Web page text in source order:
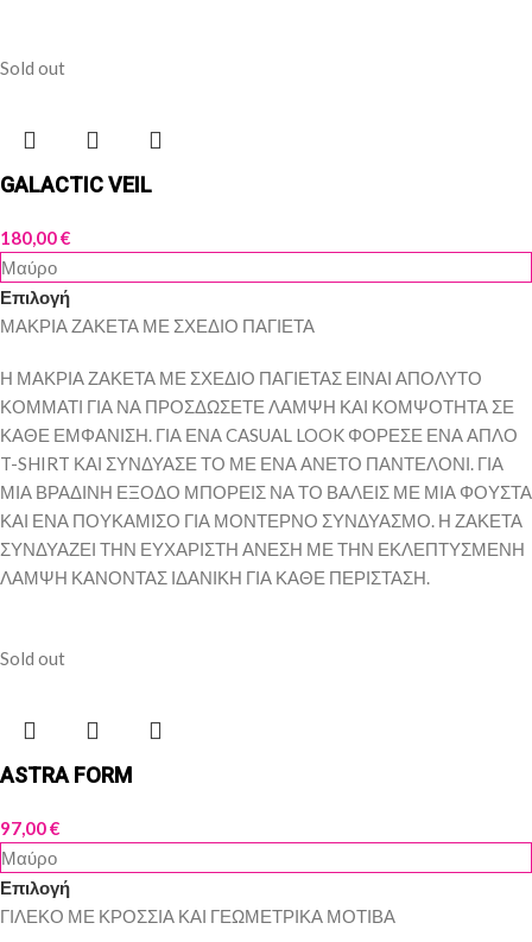
Sold out
GALACTIC VEIL
180,00€
Μαύρο
Επιλογή
ΜΑΚΡΙΑ ΖΑΚΕΤΑ ΜΕ ΣΧΕΔΙΟ ΠΑΓΙΕΤΑ
Η ΜΑΚΡΙΑ ΖΑΚΕΤΑ ΜΕ ΣΧΕΔΙΟ ΠΑΓΙΕΤΑΣ ΕΙΝΑΙ ΑΠΟΛΥΤΟ
ΚΟΜΜΑΤΙ ΓΙΑ ΝΑ ΠΡΟΣΔΩΣΕΤΕ ΛΑΜΨΗ ΚΑΙ ΚΟΜΨΟΤΗΤΑ ΣΕ
ΚΑΘΕ ΕΜΦΑΝΙΣΗ. ΓΙΑ ΕΝΑ CASUAL LOOK ΦΟΡΕΣΕ ΕΝΑ ΑΠΛΟ
T-SHIRT ΚΑΙ ΣΥΝΔΥΑΣΕ ΤΟ ΜΕ ΕΝΑ ΑΝΕΤΟ ΠΑΝΤΕΛΟΝΙ. ΓΙΑ
ΜΙΑ ΒΡΑΔΙΝΗ ΕΞΟΔΟ ΜΠΟΡΕΙΣ ΝΑ ΤΟ ΒΑΛΕΙΣ ΜΕ ΜΙΑ ΦΟΥΣΤΑ
ΚΑΙ ΕΝΑ ΠΟΥΚΑΜΙΣΟ ΓΙΑ ΜΟΝΤΕΡΝΟ ΣΥΝΔΥΑΣΜΟ. Η ΖΑΚΕΤΑ
ΣΥΝΔΥΑΖΕΙ ΤΗΝ ΕΥΧΑΡΙΣΤΗ ΑΝΕΣΗ ΜΕ ΤΗΝ ΕΚΛΕΠΤΥΣΜΕΝΗ
ΛΑΜΨΗ ΚΑΝΟΝΤΑΣ ΙΔΑΝΙΚΗ ΓΙΑ ΚΑΘΕ ΠΕΡΙΣΤΑΣΗ.
Sold out
ASTRA FORM
97,00€
Μαύρο
Επιλογή
ΓΙΛΕΚΟ ΜΕ ΚΡΟΣΣΙΑ ΚΑΙ ΓΕΩΜΕΤΡΙΚΑ ΜΟΤΙΒΑ